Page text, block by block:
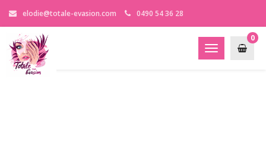
elodie@totale-evasion.com 0490 54 36 28
Toggle
navigation
0